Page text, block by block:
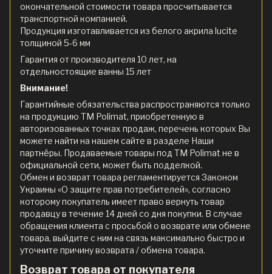
окончательной стоимости товара просчитывается
транспортной компанией.
Продукция изготавливается из белого акрила lucite
толщиной 5-6 мм
Гарантия от производителя 10 лет, на
отдельностоящие ванны 15 лет
Внимание!
Гарантийные обязательства распространяются только
на продукцию ТМ Polimat, приобретенную в
авторизованных точках продаж, перечень которых Вы
можете найти на нашем сайте в разделе Наши
партнёры. Продаваемые товары под ТМ Polimat не в
официальной сети, может быть подделкой.
Обмен и возврат товара регламентируется Законом
Украины «О защите прав потребителей», согласно
которому покупатель имеет право вернуть товар
продавцу в течение 14 дней со дня покупки. В случае
обращения клиента с просьбой о возврате или обмене
товара, выйдите с ним на связь максимально быстро и
уточните причину возврата / обмена товара.
Возврат товара от покупателя